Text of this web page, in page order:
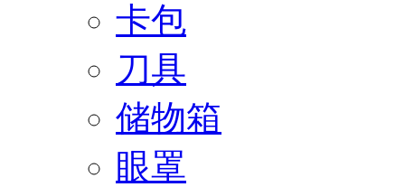
卡包
刀具
储物箱
眼罩